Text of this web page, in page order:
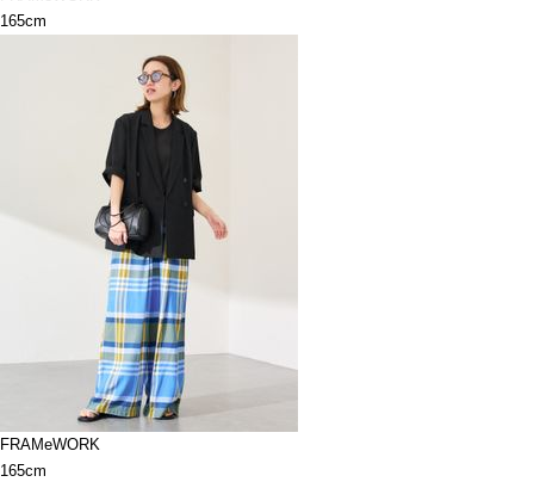
165cm
FRAMeWORK
165cm